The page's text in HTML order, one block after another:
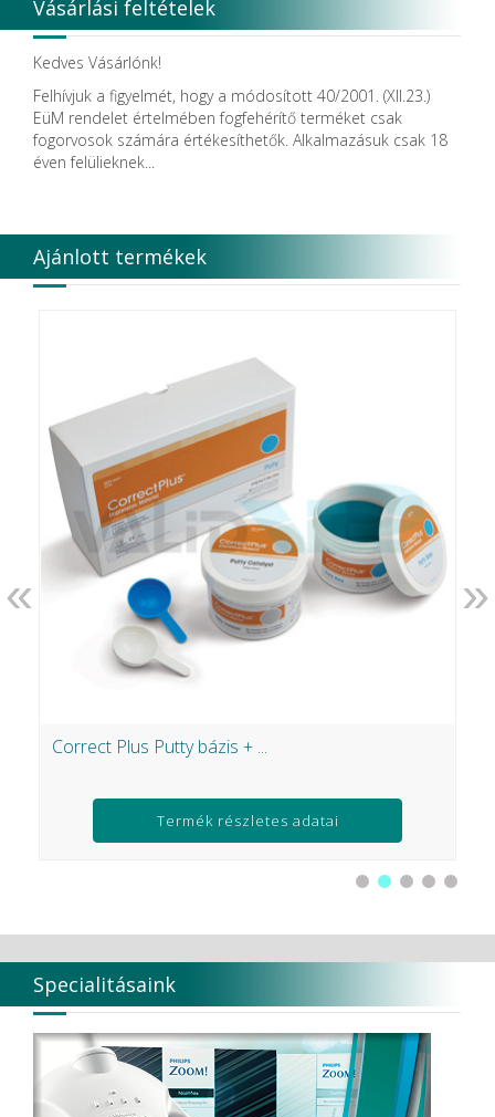
Vásárlási feltételek
Kedves Vásárlónk!
Felhívjuk a figyelmét, hogy a módosított 40/2001. (XII.23.)
EüM rendelet értelmében fogfehérítő terméket csak
fogorvosok számára értékesíthetők. Alkalmazásuk csak 18
éven felülieknek...
Ajánlott termékek
Correct Plus Putty bázis + ...
Termék részletes adatai
« »
Specialitásaink